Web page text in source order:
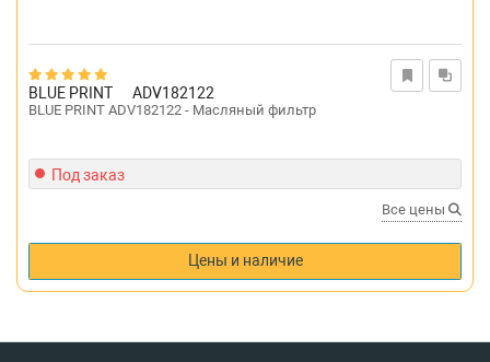
BLUE PRINT ADV182122
BLUE PRINT ADV182122 - Масляный фильтр
Под заказ
Все цены
Цены и наличие